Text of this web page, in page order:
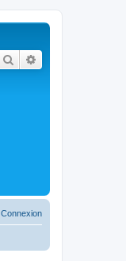
Rechercher
Connexion